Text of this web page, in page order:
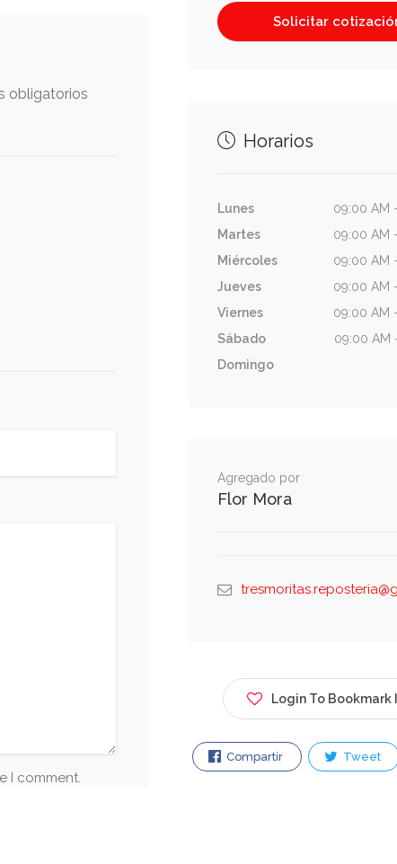
obligatorios
I comment.
Horarios
Lunes
09:00 AM
Martes
09:00 AM
Miércoles
09:00 AM
Jueves
09:00 AM
Viernes
09:00 AM
Sábado
09:00 AM
Domingo
Agregado por
Flor Mora
Login To Bookmark
Compartir Tweet